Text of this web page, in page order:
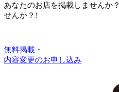
あなたのお店を掲載しませんか？
せんか？!
無料掲載・
内容変更のお申し込み